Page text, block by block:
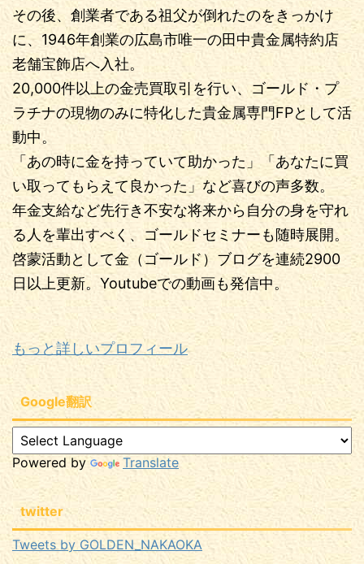
その後、創業者である祖父が倒れたのをきっかけ
に、1946年創業の広島市唯一の田中貴金属特約店
老舗宝飾店へ入社。
20,000件以上の金売買取引を行い、ゴールド・プ
ラチナの現物のみに特化した貴金属専門FPとして活
動中。
「あの時に金を持っていて助かった」「あなたに買
い取ってもらえて良かった」など喜びの声多数。
年金支給など先行き不安な将来から自分の身を守れ
る人を輩出すべく、ゴールドセミナーも随時展開。
啓蒙活動として金（ゴールド）ブログを連続2900
日以上更新。Youtubeでの動画も発信中。
もっと詳しいプロフィール
Google翻訳
Powered by Translate
twitter
Tweets by GOLDEN_NAKAOKA